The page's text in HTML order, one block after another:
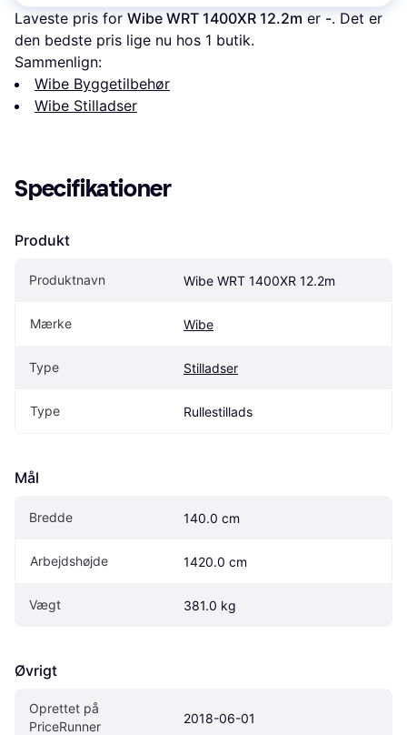
Laveste pris for Wibe WRT 1400XR 12.2m er -. Det er
den bedste pris lige nu hos 1 butik.
Sammenlign:
Wibe Byggetilbehør
Wibe Stilladser
Specifikationer
Produkt
Produktnavn Wibe WRT 1400XR 12.2m
Mærke Wibe
Type Stilladser
Type Rullestillads
Mål
Bredde 140.0 cm
Arbejdshøjde 1420.0 cm
Vægt 381.0 kg
Øvrigt
Oprettet på
PriceRunner
2018-06-01